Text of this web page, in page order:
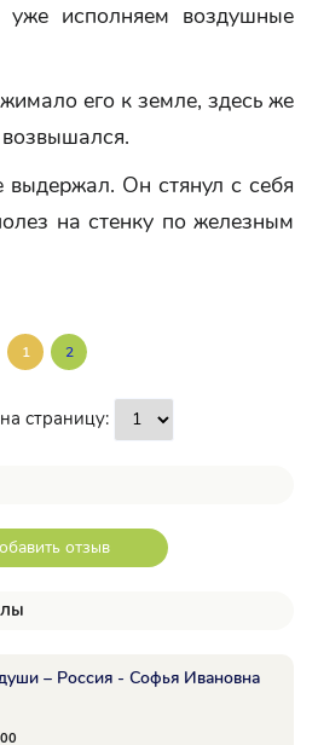
исполняем воздушные
его к земле, здесь же
Он стянул с себя
на стенку по железным
1 2
страницу:
отзыв
– Россия - Софья Ивановна